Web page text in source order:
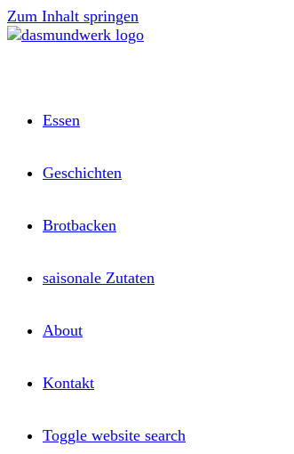
Zum Inhalt springen
Essen
Geschichten
Brotbacken
saisonale Zutaten
About
Kontakt
Toggle website search